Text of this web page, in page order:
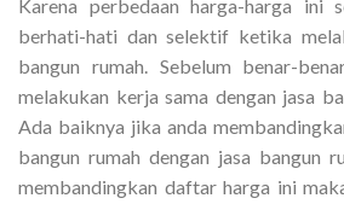
Karena perbedaan harga-harga ini
berhati-hati dan selektif ketika
bangun rumah. Sebelum benar-
melakukan kerja sama dengan jasa
Ada baiknya jika anda
bangun rumah dengan jasa bangun
membandingkan daftar harga ini